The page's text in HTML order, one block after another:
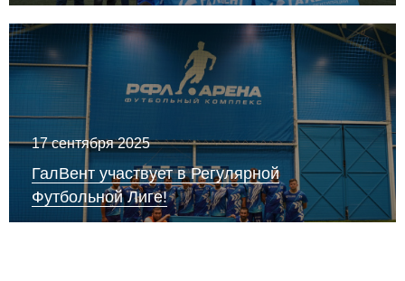
17 сентября 2025
ГалВент участвует в Регулярной
Футбольной Лиге!